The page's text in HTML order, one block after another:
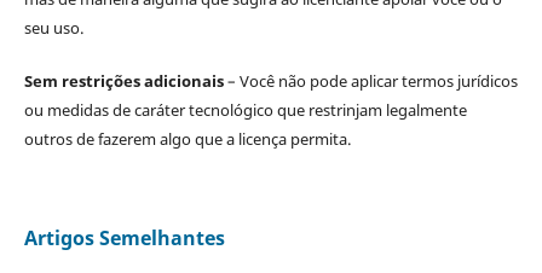
seu uso.
Sem restrições adicionais– Você não pode aplicar termos jurídicos
ou medidas de caráter tecnológico que restrinjam legalmente
outros de fazerem algo que a licença permita.
Artigos Semelhantes